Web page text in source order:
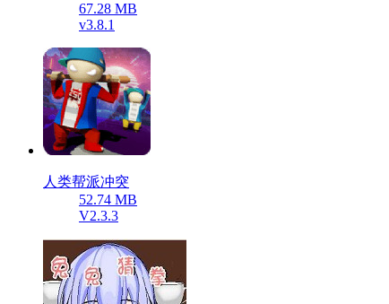
67.28 MB
v3.8.1
人类帮派冲突
52.74 MB
V2.3.3